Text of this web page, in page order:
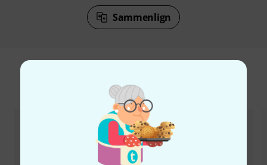
Sammenlign
Tilbehør og matchende produkter